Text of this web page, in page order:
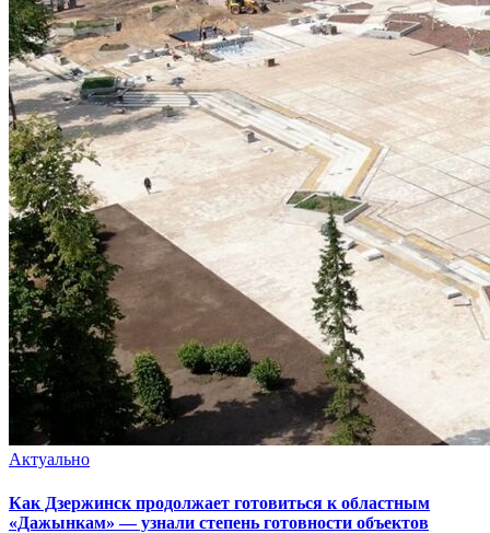
Актуально
Как Дзержинск продолжает готовиться к областным
«Дажынкам» — узнали степень готовности объектов